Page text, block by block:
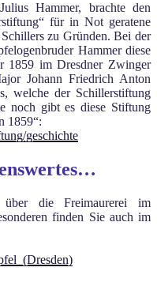
Hammer, brachte den
für in Not geratene
zu Gründen. Bei der
Hammer diese
1859 im Dresdner Zwinger
Johann Friedrich Anton
welche der Schillerstiftung
noch gibt es diese Stiftung
1859“:
geschichte
die Freimaurerei im
finden Sie auch im